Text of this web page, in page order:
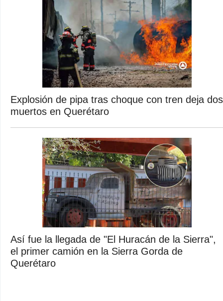
Explosión de pipa tras choque con tren deja dos
muertos en Querétaro
Así fue la llegada de "El Huracán de la Sierra",
el primer camión en la Sierra Gorda de
Querétaro